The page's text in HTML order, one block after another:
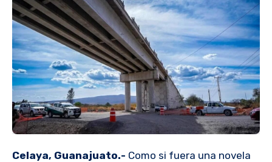
Celaya, Guanajuato.- Como si fuera una novela